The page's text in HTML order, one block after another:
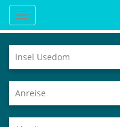
Toggle
navigation
Region
Anreise
Abreise